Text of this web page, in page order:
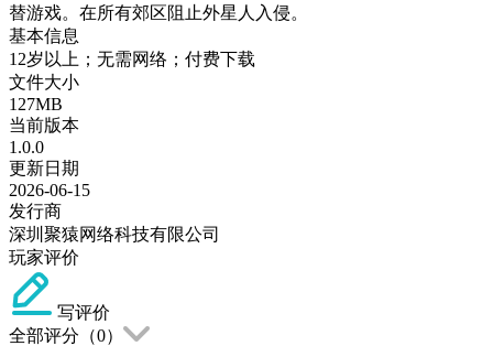
替游戏。在所有郊区阻止外星人入侵。
基本信息
12岁以上；无需网络；付费下载
文件大小
127MB
当前版本
1.0.0
更新日期
2026-06-15
发行商
深圳聚猿网络科技有限公司
玩家评价
写评价
全部评分（0）